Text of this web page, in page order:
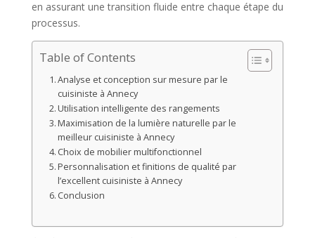
en assurant une transition fluide entre chaque étape du
processus.
Table of Contents
Analyse et conception sur mesure par le
cuisiniste à Annecy
Utilisation intelligente des rangements
Maximisation de la lumière naturelle par le
meilleur cuisiniste à Annecy
Choix de mobilier multifonctionnel
Personnalisation et finitions de qualité par
l’excellent cuisiniste à Annecy
Conclusion